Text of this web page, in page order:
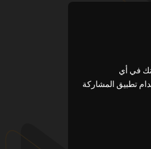
في أي
تطبيق المشاركة